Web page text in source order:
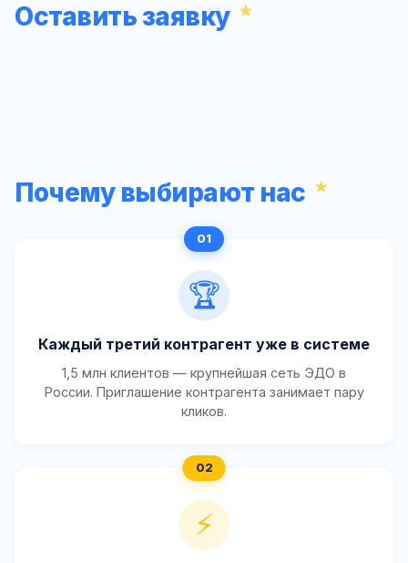
Оставить заявку
Почему выбирают нас
🏆
Каждый третий контрагент уже в системе
1,5 млн клиентов — крупнейшая сеть ЭДО в
России. Приглашение контрагента занимает пару
кликов.
⚡